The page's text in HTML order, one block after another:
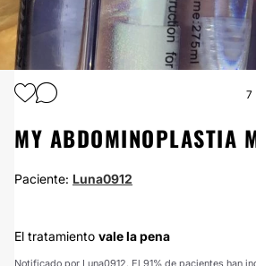
7
MY ABDOMINOPLASTIA
Paciente: Luna0912
El tratamiento vale la pena
Notificado por Luna0912. El 91% de pacientes han